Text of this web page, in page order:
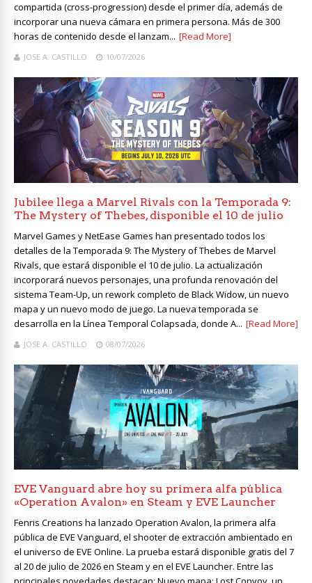
compartida (cross-progression) desde el primer día, además de
incorporar una nueva cámara en primera persona. Más de 300
horas de contenido desde el lanzam... [Read More]
JOSE A. CASTILLO 10/07/2026
Jubilee llega a Marvel Rivals con la Temporada 9:
The Mystery of Thebes, disponible el 10 de julio
Marvel Games y NetEase Games han presentado todos los
detalles de la Temporada 9: The Mystery of Thebes de Marvel
Rivals, que estará disponible el 10 de julio. La actualización
incorporará nuevos personajes, una profunda renovación del
sistema Team-Up, un rework completo de Black Widow, un nuevo
mapa y un nuevo modo de juego. La nueva temporada se
desarrolla en la Línea Temporal Colapsada, donde A... [Read More]
JOSE A. CASTILLO 08/07/2026
EVE Vanguard abre hoy su primera alfa pública
«Operation Avalon» en Steam y EVE Launcher
Fenris Creations ha lanzado Operation Avalon, la primera alfa
pública de EVE Vanguard, el shooter de extracción ambientado en
el universo de EVE Online. La prueba estará disponible gratis del 7
al 20 de julio de 2026 en Steam y en el EVE Launcher. Entre las